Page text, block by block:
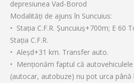
depresiunea Vad-Borod
Modalităţi de ajuns în Suncuius:
• Staţia C.F.R. Şuncuiuş+700m; E 60
Staţia C.F.R.
• Aleşd+31 km. Transfer auto.
• Menţionăm faptul că
(autocar, autobuze) nu pot urca